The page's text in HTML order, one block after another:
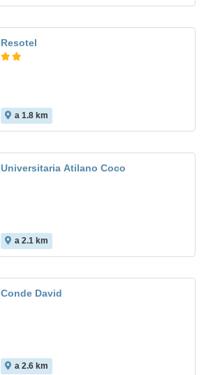
Resotel
a 1.8 km
Universitaria Atilano Coco
a 2.1 km
Conde David
a 2.6 km